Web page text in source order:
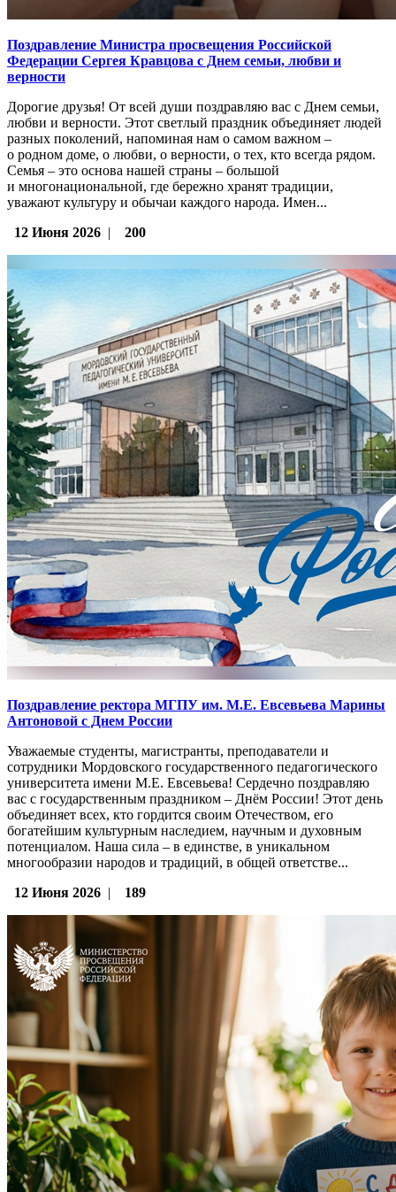
Поздравление Министра просвещения Российской
Федерации Сергея Кравцова с Днем семьи, любви и
верности
Дорогие друзья! От всей души поздравляю вас с Днем семьи,
любви и верности. Этот светлый праздник объединяет людей
разных поколений, напоминая нам о самом важном –
о родном доме, о любви, о верности, о тех, кто всегда рядом.
Семья – это основа нашей страны – большой
и многонациональной, где бережно хранят традиции,
уважают культуру и обычаи каждого народа. Имен...
12 Июня 2026 | 200
Поздравление ректора МГПУ им. М.Е. Евсевьева Марины
Антоновой c Днем России
Уважаемые студенты, магистранты, преподаватели и
сотрудники Мордовского государственного педагогического
университета имени М.Е. Евсевьева! Сердечно поздравляю
вас с государственным праздником – Днём России! Этот день
объединяет всех, кто гордится своим Отечеством, его
богатейшим культурным наследием, научным и духовным
потенциалом. Наша сила – в единстве, в уникальном
многообразии народов и традиций, в общей ответстве...
12 Июня 2026 | 189